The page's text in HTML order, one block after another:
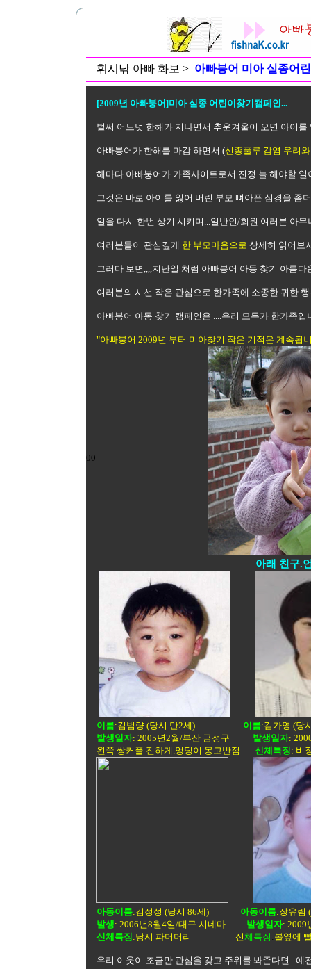
휘시낚 아빠 화보 > 아빠붕어 미아 실종어
[2009년 아빠붕어]미아 실종 어린이찾기캠페인...
벌써 어느덧 한해가 지나면서 추운겨울이 오면 아이
아빠붕어가 한해를 마감 하면서 (신종풀루 감염 우려
해마다 아빠붕어가 가족사이트로서 진정 늘 해야할 일
그것은 바로 아이를 잃어 버린 부모 뼈아픈 심경을 좀
일을 다시 한번 상기 시키며...일반인/회원 여러분 아
여러분들이 관심깊게 한 부모마음으로 상세히 읽어보
그러다 보면,,,,지난일 처럼 아빠붕어 아동 찾기 아름
여러분의 시선 작은 관심으로 한가족에 소종한 귀한
아빠붕어 아동 찾기 캠페인은 ....우리 모두가 한가족입
"아빠붕어 2009년 부터 미아찾기 작은 기적은 계속됩
00
아래 친구.
이름:김 범량 (당시 만2세) 이름:김가영
발생일자: 2005년2월/부산 금정구 발생일자:
왼쪽 쌍커플 진하게.엉덩이 몽고반점 신체특징:
아동이름:김 정성 (당시 86세) 아동이름:장유
발생: 2006년8월4일/대구.시네마 발생일자: 2009
신체특징:당시 파머머리 신체특징 : 볼
우리 이웃이 조금만 관심을 갖고 주위를 봐준다면...